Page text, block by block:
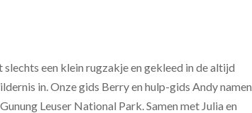
een klein rugzakje en gekleed in de altijd
in. Onze gids Berry en hulp-gids Andy namen
Leuser National Park. Samen met Julia en